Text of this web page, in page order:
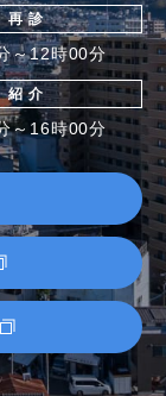
再 診
～12時00分
紹 介
～16時00分